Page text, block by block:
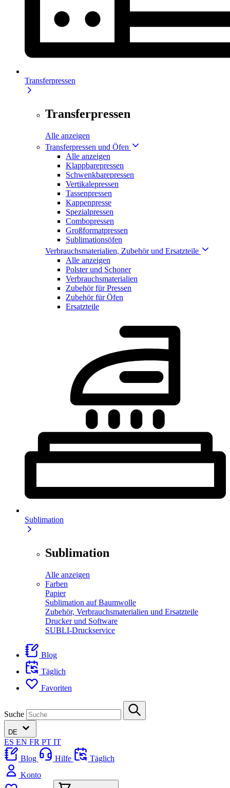
Transferpressen
Transferpressen
Alle anzeigen
Transferpressen und Öfen
Alle anzeigen
Klappbarepressen
Schwenkbarepressen
Vertikalepressen
Tassenpressen
Kappenpresse
Spezialpressen
Combopressen
Großformatpressen
Sublimationsöfen
Verbrauchsmaterialien, Zubehör und Ersatzteile
Alle anzeigen
Polster und Schoner
Verbrauchsmaterialien
Zubehör für Pressen
Zubehör für Öfen
Ersatzteile
Sublimation
Sublimation
Alle anzeigen
Farben
Papier
Sublimation auf Baumwolle
Zubehör, Verbrauchsmaterialien und Ersatzteile
Drucker und Software
SUBLI-Druckservice
Blog
Täglich
Favoriten
Suche
DE
ES EN FR PT IT
Blog
Hilfe
Täglich
Konto